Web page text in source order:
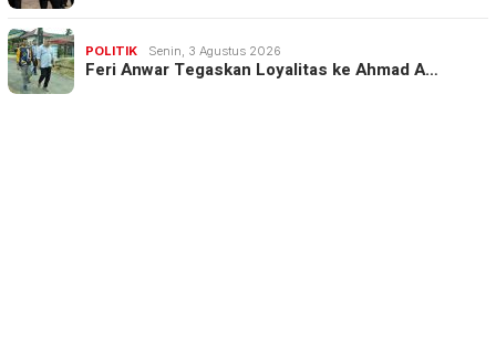
POLITIK Senin, 3 Agustus 2026
Feri Anwar Tegaskan Loyalitas ke Ahmad A…